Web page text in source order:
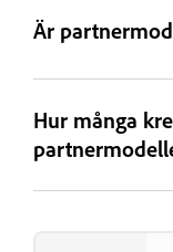
Är
Hur många